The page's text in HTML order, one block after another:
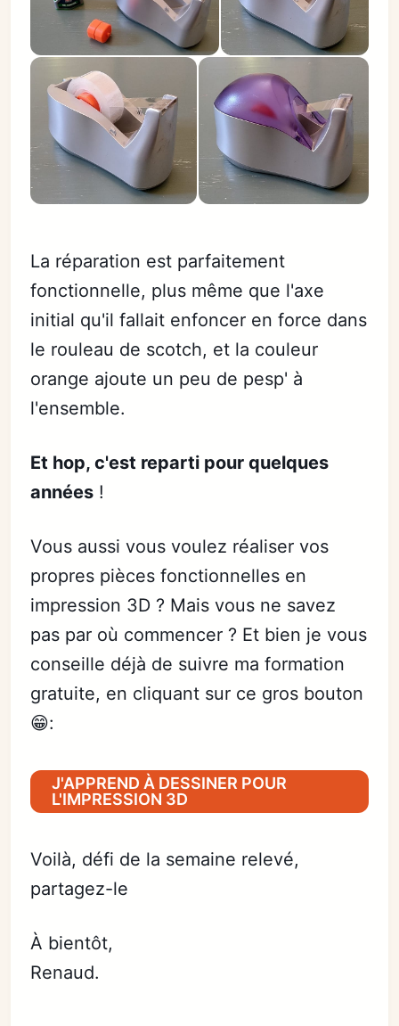
La réparation est parfaitement
fonctionnelle, plus même que l'axe
initial qu'il fallait enfoncer en force dans
le rouleau de scotch, et la couleur
orange ajoute un peu de pesp' à
l'ensemble.
Et hop, c'est reparti pour quelques
années !
Vous aussi vous voulez réaliser vos
propres pièces fonctionnelles en
impression 3D ? Mais vous ne savez
pas par où commencer ? Et bien je vous
conseille déjà de suivre ma formation
gratuite, en cliquant sur ce gros bouton
😁:
J'APPREND À DESSINER POUR
L'IMPRESSION 3D
Voilà, défi de la semaine relevé,
partagez-le
À bientôt,
Renaud.